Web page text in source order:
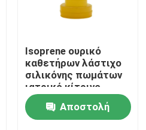
Isoprene ουρικό
καθετήρων λάστιχο
σιλικόνης πωμάτων
ιατρικό κίτρινο
Αποστολή